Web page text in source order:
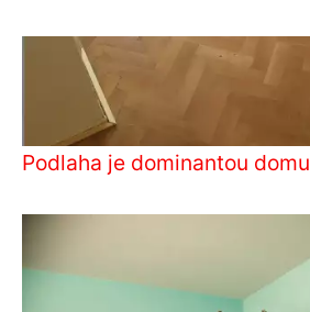
Podlaha je dominantou domu